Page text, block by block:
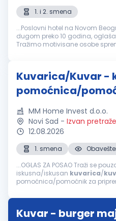
1. i 2. smena
...Poslovni hotel na Novom
dugom preko 10 godina,
Tražimo motivisane osobe
Kuvarica/Kuvar -
pomoćnica/
MM Home Invest d.o.o.
Novi Sad - Izvan
12.08.2026
1. smena
...OGLAS ZA POSAO Traži se
iskusna/iskusan kuvarica/
pomoćnica/pomoćnik za
i raznovrsnih jela (doručak i
Kuvar - burger